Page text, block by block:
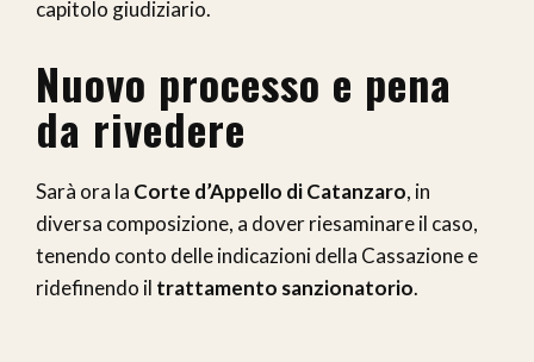
capitolo giudiziario.
Nuovo processo e pena
da rivedere
Sarà ora la Corte d’Appello di Catanzaro, in
diversa composizione, a dover riesaminare il caso,
tenendo conto delle indicazioni della Cassazione e
ridefinendo il trattamento sanzionatorio.